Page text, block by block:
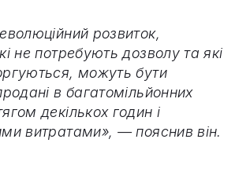
розвиток,
не потребують дозволу та які
можуть бути
в багатомільйонних
декількох годин і
витратами», — пояснив він.